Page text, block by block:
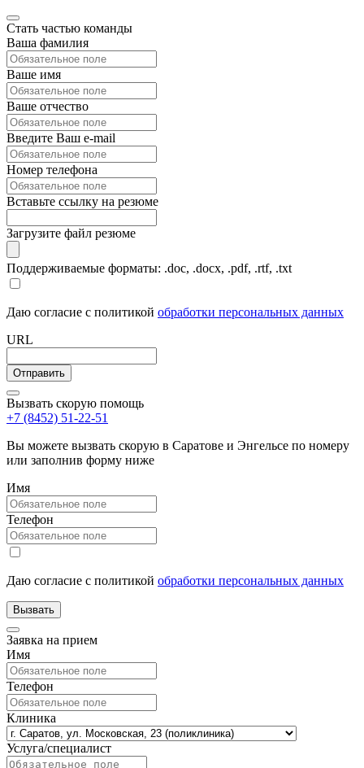
Стать частью команды
Ваша фамилия
Ваше имя
Ваше отчество
Введите Ваш e-mail
Номер телефона
Вставьте ссылку на резюме
Загрузите файл резюме
Поддерживаемые форматы: .doc, .docx, .pdf, .rtf, .txt
Даю согласие с политикой обработки персональных данных
URL
Вызвать скорую помощь
+7 (8452) 51-22-51
Вы можете вызвать скорую в Саратове и Энгельсе по номеру
или заполнив форму ниже
Имя
Телефон
Даю согласие с политикой обработки персональных данных
Заявка на прием
Имя
Телефон
Клиника
Услуга/специалист